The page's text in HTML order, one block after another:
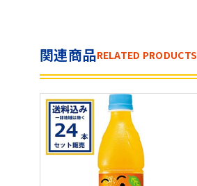
関連商品RELATED PRODUCTS